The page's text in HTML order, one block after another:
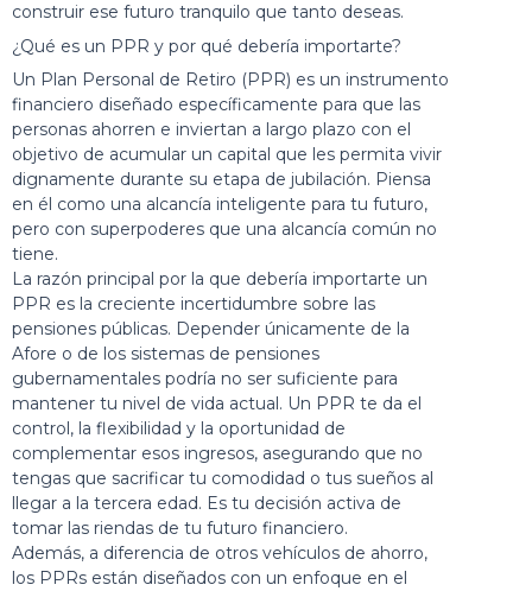
construir ese futuro tranquilo que tanto deseas.
¿Qué es un PPR y por qué debería importarte?
Un Plan Personal de Retiro (PPR) es un instrumento
financiero diseñado específicamente para que las
personas ahorren e inviertan a largo plazo con el
objetivo de acumular un capital que les permita vivir
dignamente durante su etapa de jubilación. Piensa
en él como una alcancía inteligente para tu futuro,
pero con superpoderes que una alcancía común no
tiene.
La razón principal por la que debería importarte un
PPR es la creciente incertidumbre sobre las
pensiones públicas. Depender únicamente de la
Afore o de los sistemas de pensiones
gubernamentales podría no ser suficiente para
mantener tu nivel de vida actual. Un PPR te da el
control, la flexibilidad y la oportunidad de
complementar esos ingresos, asegurando que no
tengas que sacrificar tu comodidad o tus sueños al
llegar a la tercera edad. Es tu decisión activa de
tomar las riendas de tu futuro financiero.
Además, a diferencia de otros vehículos de ahorro,
los PPRs están diseñados con un enfoque en el